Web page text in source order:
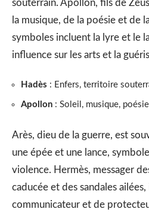
souterrain. Apollon, fils de
la musique, de la poésie et de
symboles incluent la lyre et le
influence sur les arts et la
Hadès : Enfers, territoire
Apollon : Soleil, musique,
Arès, dieu de la guerre, est
une épée et une lance,
violence. Hermès, messager
caducée et des sandales
communicateur et de